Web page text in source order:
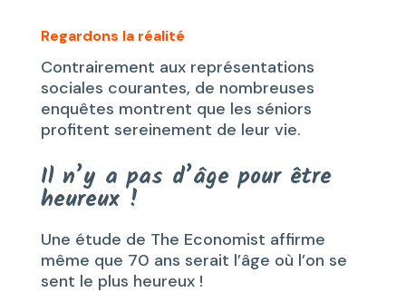
Regardons la réalité
Contrairement aux représentations
sociales courantes, de nombreuses
enquêtes montrent que les séniors
profitent sereinement de leur vie.
Il n’y a pas d’âge pour être
heureux !
Une étude de The Economist affirme
même que 70 ans serait l’âge où l’on se
sent le plus heureux !